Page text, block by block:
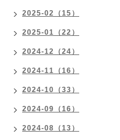
2025-02（15）
2025-01（22）
2024-12（24）
2024-11（16）
2024-10（33）
2024-09（16）
2024-08（13）